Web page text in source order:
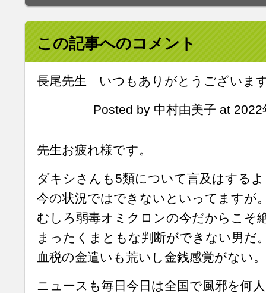
この記事へのコメント
長尾先生 いつもありがとうございま
Posted by 中村由美子 at
先生お疲れ様です。
ダキシさんも5類について言及はする
今の状況ではできないといってますが
むしろ弱毒オミクロンの今だからこそ
まったくまともな判断ができない男だ
血税の金遣いも荒いし金銭感覚がない。
ニュースも毎日今日は全国で風邪を何